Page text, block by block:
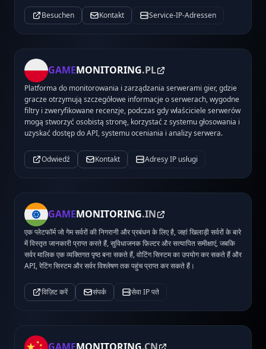
Besuchen Kontakt Service-IP-Adressen
GAMEMONITORING.PL
Platforma do monitorowania i zarządzania serwerami gier, gdzie
gracze otrzymują szczegółowe informacje o serwerach, wygodne
filtry i zweryfikowane recenzje, podczas gdy właściciele serwerów
mogą stworzyć osobistą stronę, korzystać z systemu głosowania i
uzyskać dostęp do API, systemu oceniania i analizy serwera.
Odwiedź Kontakt Adresy IP usługi
GAMEMONITORING.IN
एक प्लेटफॉर्म जो गेम सर्वरों की निगरानी और प्रबंधन के लिए है, जहां खिलाड़ी सर्वरों के बारे
में विस्तृत जानकारी प्राप्त करते हैं, सुविधाजनक फ़िल्टर और सत्यापित समीक्षाएं, जबकि
सर्वर मालिक एक व्यक्तिगत पृष्ठ बना सकते हैं, वोटिंग सिस्टम का उपयोग कर सकते हैं और
API, रेटिंग सिस्टम और सर्वर विश्लेषण तक पहुंच प्राप्त कर सकते हैं।
विज़िट करें संपर्क सेवा IP पते